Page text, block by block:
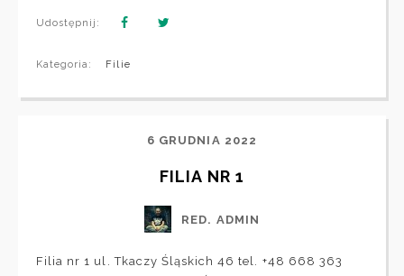
Udostępnij:
Kategoria: Filie
6 GRUDNIA 2022
FILIA NR 1
RED. ADMIN
Filia nr 1 ul. Tkaczy Śląskich 46 tel. +48 668 363